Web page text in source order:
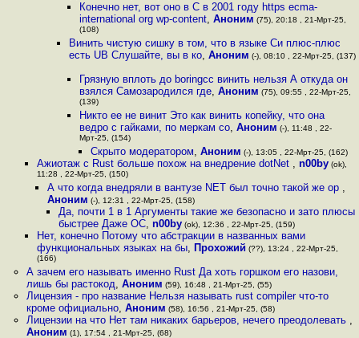
Конечно нет, вот оно в C в 2001 году https ecma-
international org wp-content,Аноним (75), 20:18 , 21-Мрт-25,
(108)
Винить чистую сишку в том, что в языке Си плюс-плюс
есть UB Слушайте, вы в ко, Аноним (-), 08:10 , 22-Мрт-25, (137)
Грязную вплоть до boringcc винить нельзя А откуда он
взялся Самозародился где,Аноним (75), 09:55 , 22-Мрт-25,
(139)
Никто ее не винит Это как винить копейку, что она
ведро с гайками, по меркам со,Аноним (-), 11:48 , 22-
Мрт-25, (154)
Скрыто модератором, Аноним (-), 13:05 , 22-Мрт-25, (162)
Ажиотаж с Rust больше похож на внедрение dotNet , n00by(ok),
11:28 , 22-Мрт-25, (150)
А что когда внедряли в вантузе NET был точно такой же ор ,
Аноним (-), 12:31 , 22-Мрт-25, (158)
Да, почти 1 в 1 Аргументы такие же безопасно и зато плюсы
быстрее Даже ОС, n00by(ok), 12:36 , 22-Мрт-25, (159)
Нет, конечно Потому что абстракции в названных вами
функциональных языках на бы, Прохожий (??), 13:24 , 22-Мрт-25,
(166)
А зачем его называть именно Rust Да хоть горшком его назови,
лишь бы растокод, Аноним (59), 16:48 , 21-Мрт-25, (55)
Лицензия - про название Нельзя называть rust compiler что-то
кроме официально, Аноним (58), 16:56 , 21-Мрт-25, (58)
Лицензии на что Нет там никаких барьеров, нечего преодолевать ,
Аноним (1), 17:54 , 21-Мрт-25, (68)